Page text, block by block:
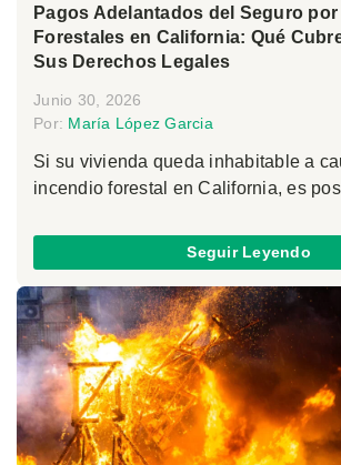
Pagos Adelantados del Seguro
Forestales en California: Qué
Sus Derechos Legales
Junio 30, 2026
Por: María López Garcia
Si su vivienda queda inhabitable a
incendio forestal en California, es
Seguir Leyendo